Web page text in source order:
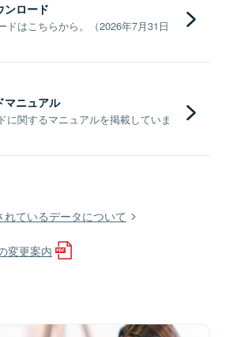
ンロード
ドはこちらから。（2026年7月31日
マニュアル
に関するマニュアルを掲載していま
ているデータについて
変更案内